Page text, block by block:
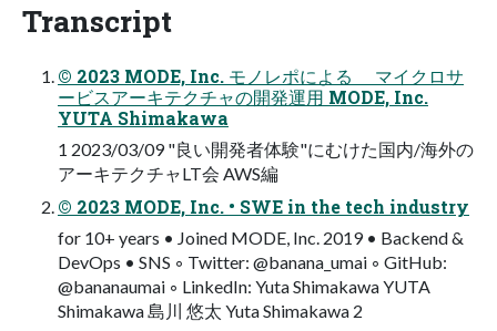
Transcript
© 2023 MODE, Inc. モノレポによる マイクロサ
ービスアーキテクチャの開発運用 MODE, Inc.
YUTA Shimakawa
1 2023/03/09 "良い開発者体験"にむけた国内/海外の
アーキテクチャLT会 AWS編
© 2023 MODE, Inc. • SWE in the tech industry
for 10+ years • Joined MODE, Inc. 2019 • Backend &
DevOps • SNS ◦ Twitter: @banana_umai ◦ GitHub:
@bananaumai ◦ LinkedIn: Yuta Shimakawa YUTA
Shimakawa 島川 悠太 Yuta Shimakawa 2